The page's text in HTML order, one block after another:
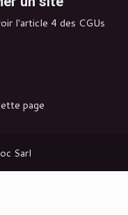
l'article 4 des CGUs
page
Sarl